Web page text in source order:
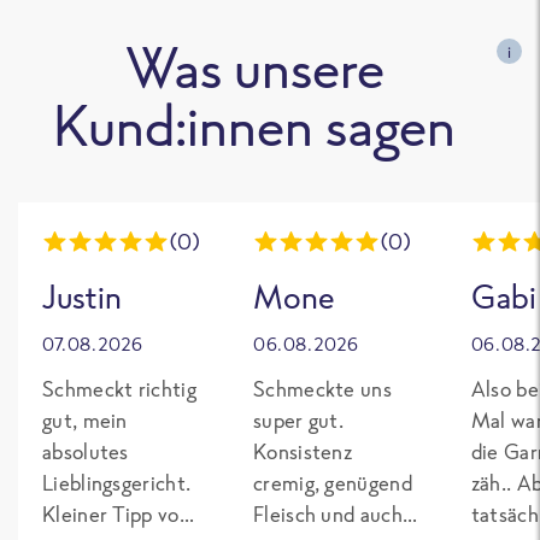
Was unsere
Kund:innen sagen
i
(0)
Justin
07.08.2026
Schmeckt richtig
gut, mein
absolutes
Lieblingsgericht.
Kleiner Tipp von
(0)
Mone
06.08.2026
Schmeckte uns
super gut.
Konsistenz
cremig, genügend
Fleisch und auch
Gabi
Also
Mal
die
zäh..